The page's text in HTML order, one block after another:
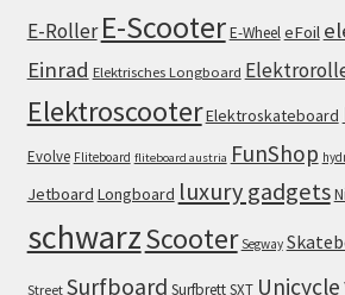
E-Roller E-ScooterE-WheeleFoil
Einrad Elektrisches Longboard
ElektroscooterElektroskateboard
Evolve Fliteboard fliteboard austria FunShop
Jetboard Longboard luxury gadgets
schwarzScooter Segway
Street Surfboard SurfbrettSXT Unicycle